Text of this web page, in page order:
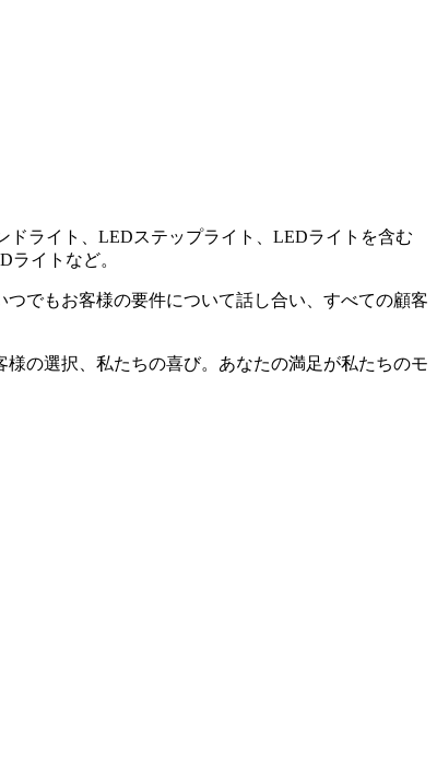
ライト、LEDステップライト、LEDライトを含む
イトなど。
でもお客様の要件について話し合い、すべての顧客
の選択、私たちの喜び。あなたの満足が私たちのモ